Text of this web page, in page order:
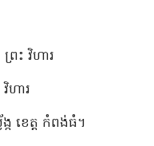
រះ វិហារ
ហារ
ខេត្ត កំពង់ធំ។